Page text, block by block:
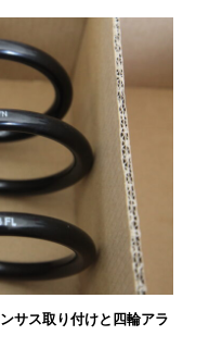
サス取り付けと四輪アラ